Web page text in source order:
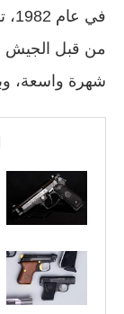
من قبل الجيش
شهرة واسعة،